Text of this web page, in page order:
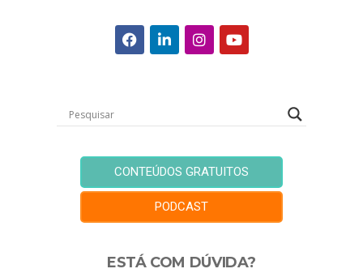
CONTEÚDOS GRATUITOS
PODCAST
ESTÁ COM DÚVIDA?